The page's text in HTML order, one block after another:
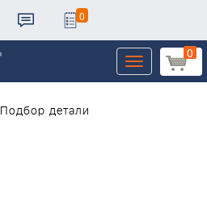
0
0
Toggle
navigation
Подбор детали